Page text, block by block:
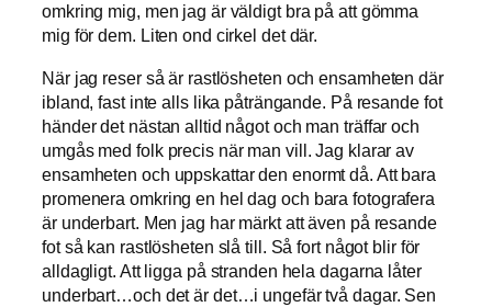
omkring mig, men jag är väldigt bra på att gömma
mig för dem. Liten ond cirkel det där.
När jag reser så är rastlösheten och ensamheten där
ibland, fast inte alls lika påträngande. På resande fot
händer det nästan alltid något och man träffar och
umgås med folk precis när man vill. Jag klarar av
ensamheten och uppskattar den enormt då. Att bara
promenera omkring en hel dag och bara fotografera
är underbart. Men jag har märkt att även på resande
fot så kan rastlösheten slå till. Så fort något blir för
alldagligt. Att ligga på stranden hela dagarna låter
underbart…och det är det…i ungefär två dagar. Sen